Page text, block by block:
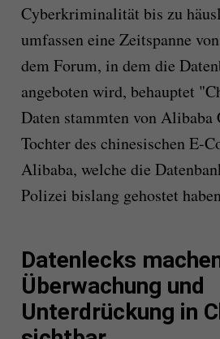
Cyberkriminalität bis zu
umfassen eine Zeitspanne
dem Forum, in dem die
angeboten wird, behauptet
Daten stammten von Alibaba
Tochter des chinesischen E-
Alibaba, welche die
Polizei bislang gehostet
Datenlecks
Überwachung und
Unterdrückung in